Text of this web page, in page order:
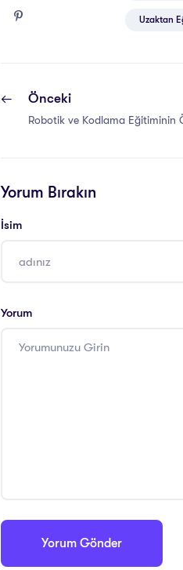
Uzaktan
Önceki
Robotik ve Kodlama Eğitiminin
Yorum Bırakın
İsim
Yorum